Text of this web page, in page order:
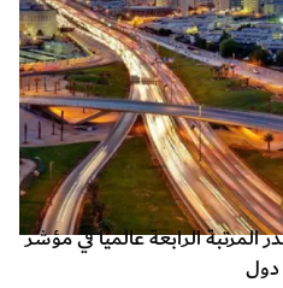
المرتبة الرابعة عالمياً في مؤشر
دول